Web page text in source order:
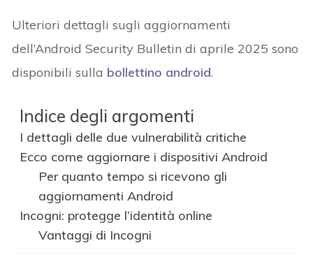
Ulteriori dettagli sugli aggiornamenti
dell’Android Security Bulletin di aprile 2025 sono
disponibili sulla bollettino android.
Indice degli argomenti
I dettagli delle due vulnerabilità critiche
Ecco come aggiornare i dispositivi Android
Per quanto tempo si ricevono gli
aggiornamenti Android
Incogni: protegge l’identità online
Vantaggi di Incogni